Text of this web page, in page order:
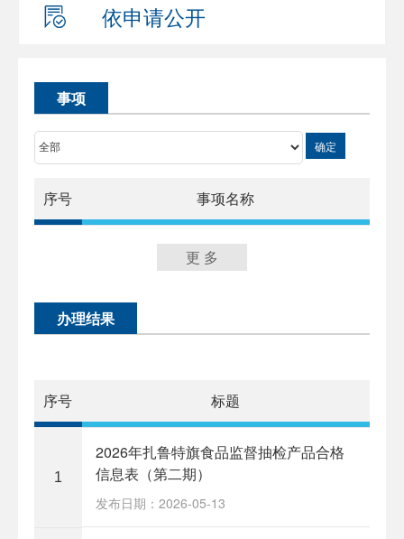
依申请公开
事项
确定
序号 事项名称
更 多
办理结果
序号 标题
1
2026年扎鲁特旗食品监督抽检产品合格
信息表（第二期）
发布日期：2026-05-13